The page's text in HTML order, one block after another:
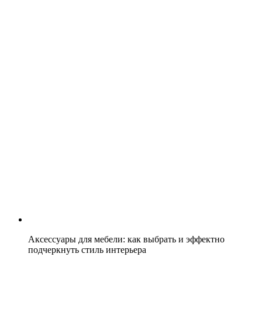
Аксессуары для мебели: как выбрать и эффектно
подчеркнуть стиль интерьера